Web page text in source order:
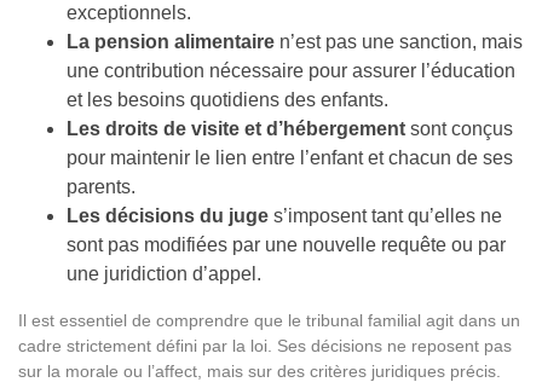
exceptionnels.
La pension alimentaire n’est pas une sanction, mais
une contribution nécessaire pour assurer l’éducation
et les besoins quotidiens des enfants.
Les droits de visite et d’hébergement sont conçus
pour maintenir le lien entre l’enfant et chacun de ses
parents.
Les décisions du juge s’imposent tant qu’elles ne
sont pas modifiées par une nouvelle requête ou par
une juridiction d’appel.
Il est essentiel de comprendre que le tribunal familial agit dans un
cadre strictement défini par la loi. Ses décisions ne reposent pas
sur la morale ou l’affect, mais sur des critères juridiques précis.